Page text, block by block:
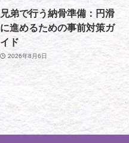
兄弟で行う納骨準備：円滑
に進めるための事前対策ガ
イド
2026年8月6日